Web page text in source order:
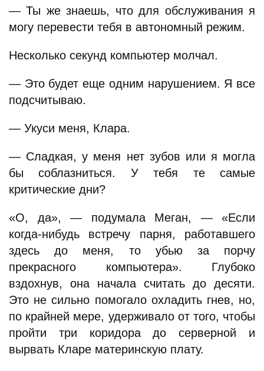
— Ты же знаешь, что для обслуживания я
могу перевести тебя в автономный режим.
Несколько секунд компьютер молчал.
— Это будет еще одним нарушением. Я все
подсчитываю.
— Укуси меня, Клара.
— Сладкая, у меня нет зубов или я могла
бы соблазниться. У тебя те самые
критические дни?
«О, да», — подумала Меган, — «Если
когда-нибудь встречу парня, работавшего
здесь до меня, то убью за порчу
прекрасного компьютера». Глубоко
вздохнув, она начала считать до десяти.
Это не сильно помогало охладить гнев, но,
по крайней мере, удерживало от того, чтобы
пройти три коридора до серверной и
вырвать Кларе материнскую плату.